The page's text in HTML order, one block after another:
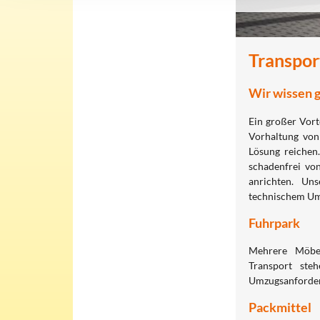
Wir wissen
Ein großer
Vorhaltung
Lösung
schadenfrei
anrichten.
technischem
Fuhrpark
Mehrere
Transport
Packmittel